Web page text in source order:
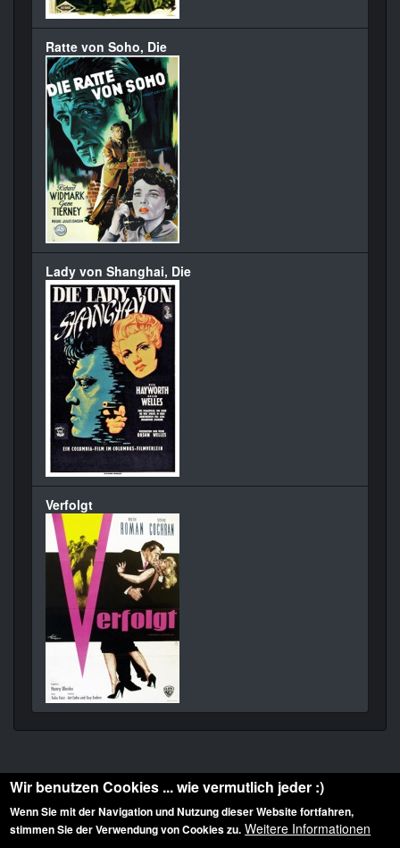
Ratte von Soho, Die
Lady von Shanghai, Die
Verfolgt
Diese Website ist urheberrechtlich geschützt: © 2010-2026 der Film Noir de. Alle
Wir benutzen Cookies ... wie vermutlich jeder :)
Wenn Sie mit der Navigation und Nutzung dieser Website fortfahren,
stimmen Sie der Verwendung von Cookies zu. Weitere Informationen